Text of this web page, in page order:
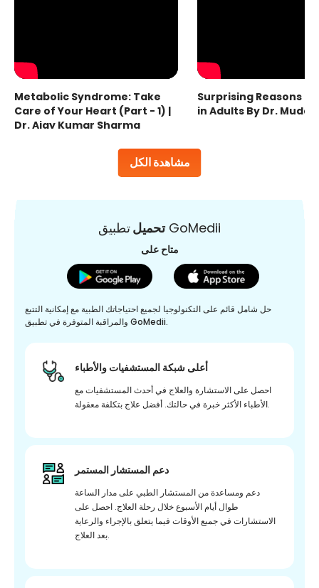
مشاهدة الكل
Metabolic Syndrome: Take
Care of Your Heart (Part - 1) |
Dr. Ajay Kumar Sharma
Surprising Reasons
in Adults By Dr.
تحميلتطبيق GoMedii
متاح على
حل شامل قائم على التكنولوجيا لجميع احتياجاتك الطبية مع إمكانية التتبع
والمراقبة المتوفرة في تطبيق GoMedii.
أعلى شبكة المستشفيات والأطباء
احصل على الاستشارة والعلاج في أحدث المستشفيات مع
الأطباء الأكثر خبرة في حالتك. أفضل علاج بتكلفة معقولة.
دعم المستشار المستمر
دعم ومساعدة من المستشار الطبي على مدار الساعة
طوال أيام الأسبوع خلال رحلة العلاج. احصل على
الاستشارات في جميع الأوقات فيما يتعلق بالإجراء والرعاية
بعد العلاج.